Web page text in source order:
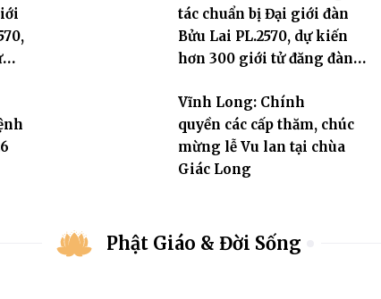
tác chuẩn bị Đại giới đàn
Bửu Lai PL.2570, dự kiến
hơn 300 giới tử đăng đàn
Vĩnh Long: Chính
quyền các cấp thăm, chúc
mừng lễ Vu lan tại chùa
Giác Long
Phật Giáo & Đời Sống